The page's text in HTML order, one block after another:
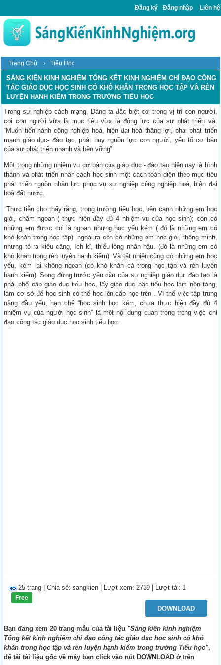
Đăng ký Đăng nhập Liên hệ
Trang Chủ › Tiểu Học
SÁNG KIẾN KINH NGHIỆM TỔNG KẾT KINH NGHIỆM CHỈ ĐẠO CÔNG
TÁC GIÁO DỤC HỌC SINH CÓ KHÓ KHĂN TRONG HỌC TẬP VÀ RÈN
LUYỆN HẠNH KIỂM TRONG TRƯỜNG TIỂU HỌC
Trong sự nghiệp cách mạng, Đảng ta đặc biệt coi trọng vị trí con người,
coi con người vừa là mục tiêu vừa là động lực của sự phát triển và:
“Muốn tiến hành công nghiệp hoá, hiện đại hoá thắng lợi, phải phát triển
mạnh giáo dục- đào tạo, phát huy nguồn lực con người, yếu tố cơ bản
của sự phát triển nhanh và bền vững”
Một trong những nhiệm vụ cơ bản của giáo dục - đào tạo hiện nay là hình
thành và phát triển nhân cách học sinh một cách toàn diện theo mục tiêu
phát triển nguồn nhân lực phục vụ sự nghiệp công nghiệp hoá, hiện đại
hoá đất nước.
Thực tiễn cho thấy rằng, trong trường tiểu học, bên cạnh những em học
giỏi, chăm ngoan ( thực hiện đầy đủ 4 nhiệm vụ của học sinh); còn có
những em được coi là ngoan nhưng học yếu kém ( đó là những em có
khó khăn trong học tập), ngoài ra còn có những em học giỏi, thông minh,
nhưng tỏ ra kiêu căng, ích kỉ, thiếu lòng nhân hậu. (đó là những em có
khó khăn trong rèn luyện hạnh kiểm). Và tất nhiên cũng có những em học
yếu, kém lại không ngoan (có khó khăn cả trong học tập và rèn luyện
hạnh kiểm). Song đứng trước yêu cầu của sự nghiệp giáo dục đào tạo là
phải phổ cập giáo dục tiểu học, lấy giáo dục bậc tiểu học làm nền tảng,
làm cơ sở để học sinh có thể học lên cấp học trên . Vì thế việc tập trung
nâng đầu yếu, hạn chế “học sinh học kém, chưa thực hiện đầy đủ 4
nhiệm vụ của người học sinh” là một nội dung quan trọng trong việc chỉ
đạo công tác giáo dục học sinh tiểu học.
25 trang |Chia sẻ:sangkien | Lượt xem: 2739 | Lượt tải: 1
Free
DOWNLOAD
Bạn đang xem 20 trang mẫu của tài liệu "Sáng kiến kinh nghiệm
Tổng kết kinh nghiệm chỉ đạo công tác giáo dục học sinh có khó
khăn trong học tập và rèn luyện hạnh kiểm trong trường Tiểu học",
để tải tài liệu gốc về máy bạn click vào nútDOWNLOAD ở trên